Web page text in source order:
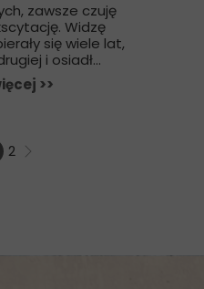
zawsze czuję
Widzę
się wiele lat,
i osiadł...
>>
2